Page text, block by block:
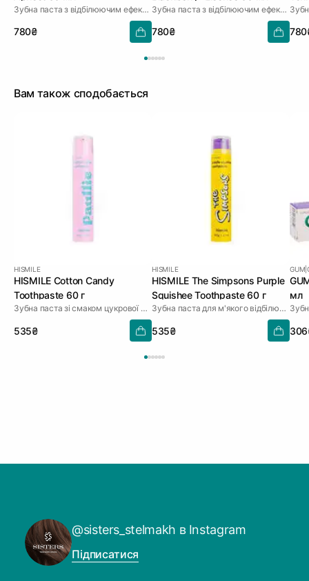
Зубна паста з відбілюючим ефектом
780₴
Зубна паста з відбілюючим ефектом
780₴
Вам також сподобається
HISMILE
HISMILE Cotton Candy
Toothpaste 60 г
Зубна паста зі смаком цукрової вати
535₴
HISMILE
HISMILE The Simpsons Purple
Squishee Toothpaste 60 г
Зубна паста для м'якого відбілювання
535₴
GUM |
мл
@sisters_stelmakh в Instagram
Підписатися